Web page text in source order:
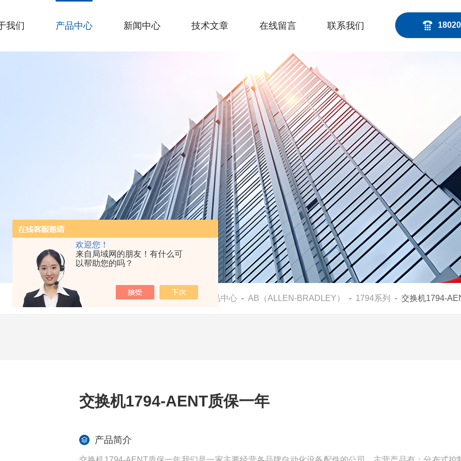
欢迎您！
来自局域网的朋友！有什么可
以帮助您的吗？
我们 产品中心 新闻中心 技术文章 在线留言 联系我们
当前位置：首页- 产品中心 - AB（ALLEN-BRADLEY） - 1794系列 - 交换机1794-
交换机1794-AENT质保一年
产品简介